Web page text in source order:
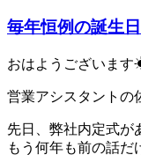
毎年恒例の誕生日
おはようございま
営業アシスタントの
先日、弊社内定式が
もう何年も前の話だ